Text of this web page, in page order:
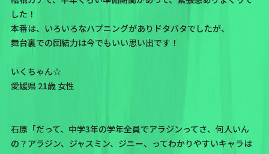
した！
本番は、いろいろなハプニングがありドタバタでしたが、
舞台裏での団結力は今でもいい思い出です！
いくちゃん☆
愛媛県 21歳 女性
石原「だって、中学3年の学年全員でアラジンってさ、何人いん
の？アラジン、ジャスミン、ジニー、ってわかりやすいキャラは